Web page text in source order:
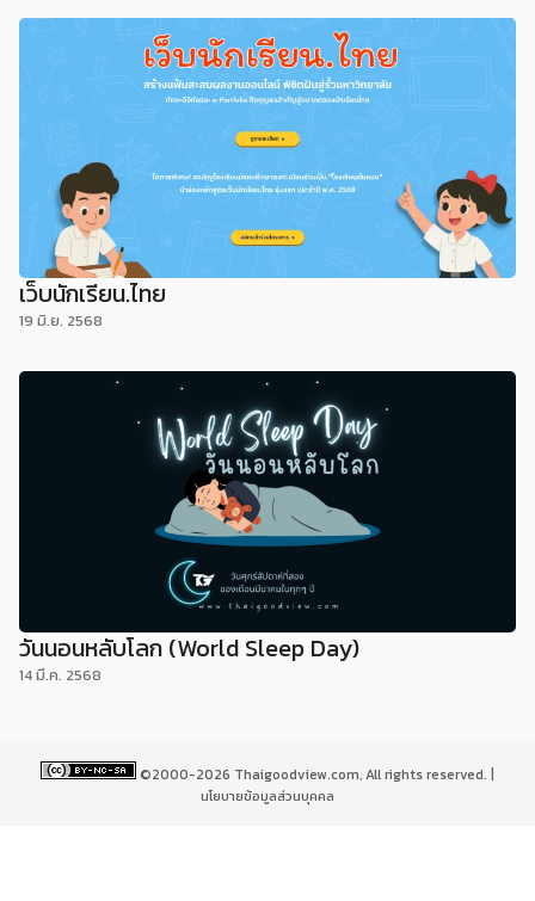
เว็บนักเรียน.ไทย
19 มิ.ย. 2568
วันนอนหลับโลก (World Sleep Day)
14 มี.ค. 2568
©2000-2026 Thaigoodview.com, All rights reserved. |
นโยบายข้อมูลส่วนบุคคล